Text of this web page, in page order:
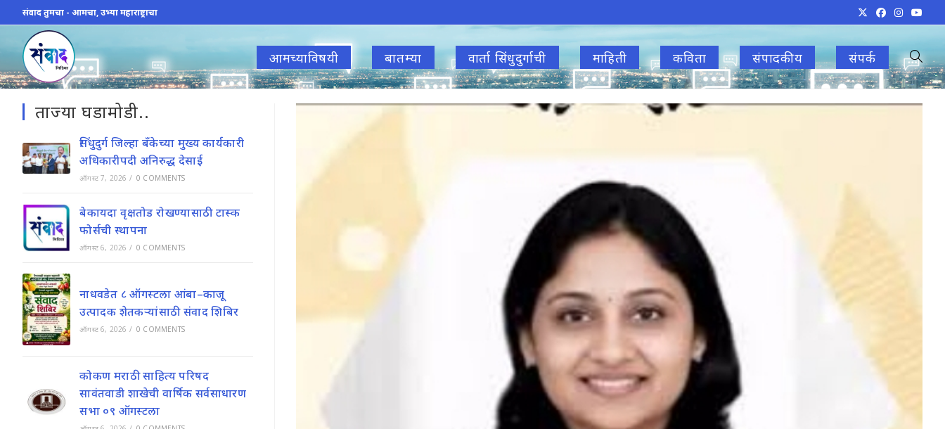
to
content
संवाद तुमचा - आमचा, उभ्या महाराष्ट्राचा
आमच्याविषयी बातम्या वार्ता सिंधुदुर्गाची माहिती कविता संपादकीय संपर्क Toggle
ताज्या घडामोडी..
सिंधुदुर्ग जिल्हा बँकेच्या मुख्य कार्यकारी
अधिकारीपदी अनिरुद्ध देसाई
ऑगस्ट 7, 2026 / 0 COMMENTS
बेकायदा वृक्षतोड रोखण्यासाठी टास्क
फोर्सची स्थापना
ऑगस्ट 6, 2026 / 0 COMMENTS
नाधवडेत ८ ऑगस्टला आंबा–काजू
उत्पादक शेतकऱ्यांसाठी संवाद शिबिर
ऑगस्ट 6, 2026 / 0 COMMENTS
कोकण मराठी साहित्य परिषद
सावंतवाडी शाखेची वार्षिक सर्वसाधारण
सभा ०९ ऑगस्टला